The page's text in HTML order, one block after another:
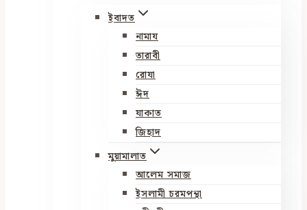
ইবাদত
নামায
তারাবী
রোযা
ঈদ
যাকাত
জিহাদ
মুয়ামালাত
আলেম সমাজ
ইসলামী চরমপন্থা